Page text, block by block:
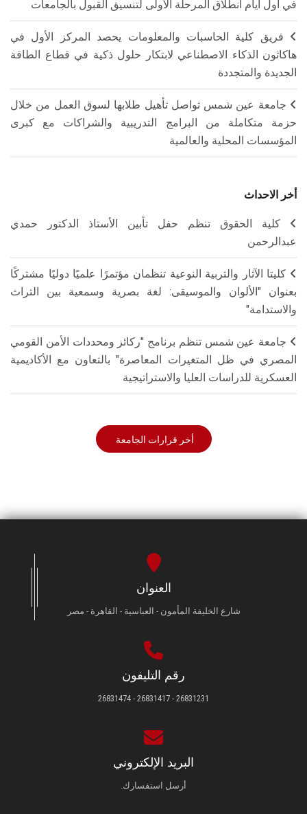
في أول أيام انطلاق المرحلة الأولى لتنسيق القبول بالجامعات
فريق كلية الحاسبات والمعلومات يحصد المركز الأول في
هاكاثون الذكاء الاصطناعي لابتكار حلول ذكية في قطاع الطاقة
الجديدة والمتجددة
جامعة عين شمس تواصل تأهيل طلابها لسوق العمل من خلال
حزمة متكاملة من البرامج التدريبية والشراكات مع كبرى
المؤسسات المحلية والعالمية
أخر الاحداث
كلية الحقوق تنظم حفل تأبين الأستاذ الدكتور حمدي
عبدالرحمن
كليتا الآثار والتربية النوعية تنظمان مؤتمرًا علميًا دوليًا مشتركًا
بعنوان "الألوان والموسيقى: لغة بصرية وسمعية بين التراث
والاستدامة"
جامعة عين شمس تنظم برنامج "ركائز ومحددات الأمن القومي
المصري في ظل المتغيرات المعاصرة" بالتعاون مع الأكاديمية
العسكرية للدراسات العليا والاستراتيجية
أخر قرارات الجامعة
العنوان
شارع الخليفة المأمون - العباسية - القاهرة - مصر
رقم التليفون
26831231 - 26831417 - 26831474
البريد الإلكتروني
أرسل استفسارك.